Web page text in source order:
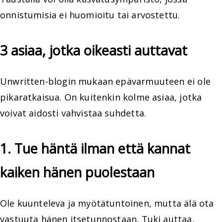
onnistumisia ei huomioitu tai arvostettu.
3 asiaa, jotka oikeasti auttavat
Unwritten-blogin mukaan epävarmuuteen ei ole
pikaratkaisua. On kuitenkin kolme asiaa, jotka
voivat aidosti vahvistaa suhdetta.
1. Tue häntä ilman että kannat
kaiken hänen puolestaan
Ole kuunteleva ja myötätuntoinen, mutta älä ota
vastuuta hänen itsetunnostaan. Tuki auttaa,